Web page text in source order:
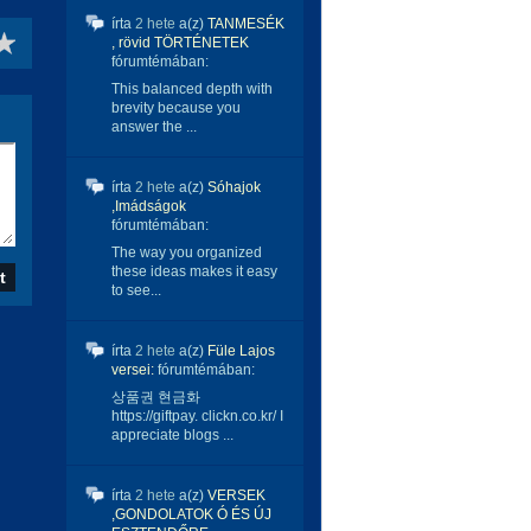
írta 2 hete a(z) TANMESÉK
, rövid TÖRTÉNETEK
fórumtémában:
This balanced depth with
brevity because you
answer the ...
írta 2 hete a(z) Sóhajok
,Imádságok
fórumtémában:
The way you organized
these ideas makes it easy
to see...
írta 2 hete a(z) Füle Lajos
versei: fórumtémában:
상품권 현금화
https://giftpay. clickn.co.kr/ I
appreciate blogs ...
írta 2 hete a(z) VERSEK
,GONDOLATOK Ó ÉS ÚJ